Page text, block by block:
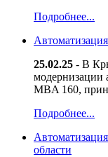
Подробнее...
25.02.25 - В
модернизации
MBA 160,
Подробнее...
области